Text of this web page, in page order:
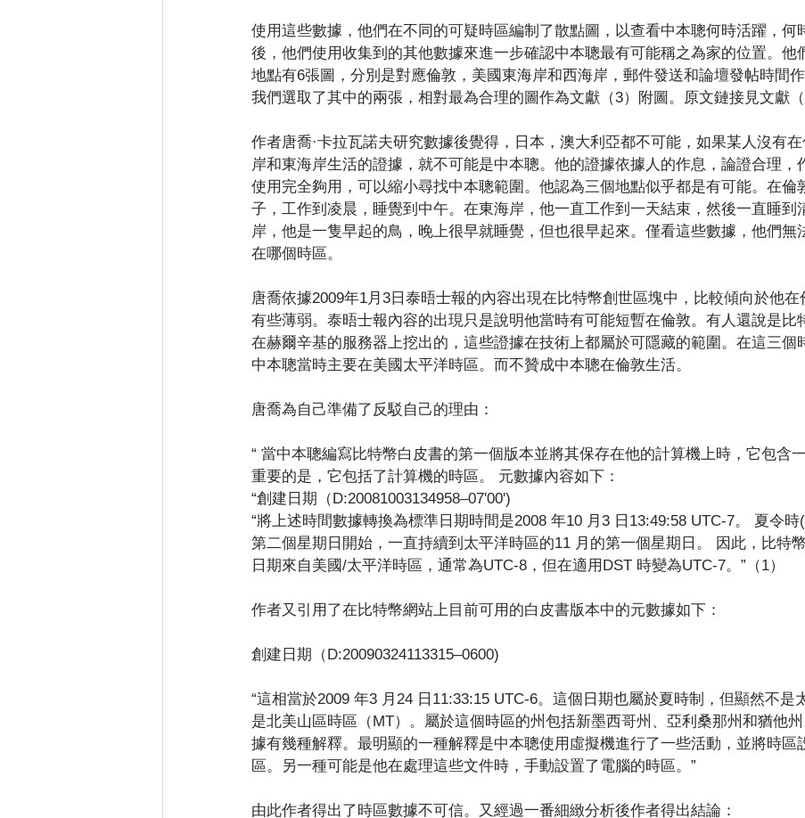
使用這些數據，他們在不同的可疑時區編制了散點圖，以查看中本聰何時活躍，何
後，他們使用收集到的其他數據來進一步確認中本聰最有可能稱之為家的位置。他
地點有6張圖，分別是對應倫敦，美國東海岸和西海岸，郵件發送和論壇發帖時間作
我們選取了其中的兩張，相對最為合理的圖作為文獻（3）附圖。原文鏈接見文獻（
作者唐喬·卡拉瓦諾夫研究數據後覺得，日本，澳大利亞都不可能，如果某人沒有
岸和東海岸生活的證據，就不可能是中本聰。他的證據依據人的作息，論證合理，
使用完全夠用，可以縮小尋找中本聰範圍。他認為三個地點似乎都是有可能。在倫
子，工作到凌晨，睡覺到中午。在東海岸，他一直工作到一天結束，然後一直睡到
岸，他是一隻早起的鳥，晚上很早就睡覺，但也很早起來。僅看這些數據，他們無
在哪個時區。
唐喬依據2009年1月3日泰晤士報的內容出現在比特幣創世區塊中，比較傾向於他在
有些薄弱。泰晤士報內容的出現只是說明他當時有可能短暫在倫敦。有人還說是比
在赫爾辛基的服務器上挖出的，這些證據在技術上都屬於可隱藏的範圍。在這三個
中本聰當時主要在美國太平洋時區。而不贊成中本聰在倫敦生活。
唐喬為自己準備了反駁自己的理由：
“ 當中本聰編寫比特幣白皮書的第一個版本並將其保存在他的計算機上時，它包含
重要的是，它包括了計算機的時區。 元數據內容如下：
“創建日期（D:20081003134958–07'00')
“將上述時間數據轉換為標準日期時間是2008 年10 月3 日13:49:58 UTC-7。 夏令時
第二個星期日開始，一直持續到太平洋時區的11 月的第一個星期日。 因此，比特
日期來自美國/太平洋時區，通常為UTC-8，但在適用DST 時變為UTC-7。”（1）
作者又引用了在比特幣網站上目前可用的白皮書版本中的元數據如下：
創建日期（D:20090324113315–0600)
“這相當於2009 年3 月24 日11:33:15 UTC-6。這個日期也屬於夏時制，但顯然不是
是北美山區時區（MT）。屬於這個時區的州包括新墨西哥州、亞利桑那州和猶他
據有幾種解釋。最明顯的一種解釋是中本聰使用虛擬機進行了一些活動，並將時區
區。另一種可能是他在處理這些文件時，手動設置了電腦的時區。”
由此作者得出了時區數據不可信。又經過一番細緻分析後作者得出結論：